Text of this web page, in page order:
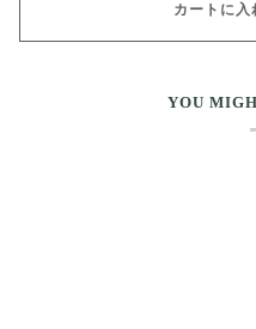
カートに入
YOU